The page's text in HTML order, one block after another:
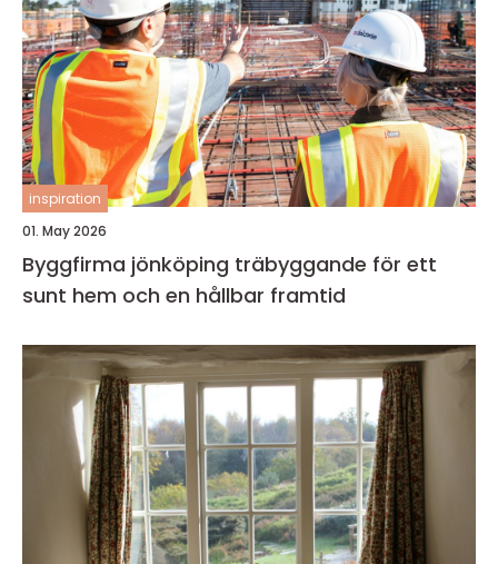
inspiration
01. May 2026
Byggfirma jönköping träbyggande för ett
sunt hem och en hållbar framtid